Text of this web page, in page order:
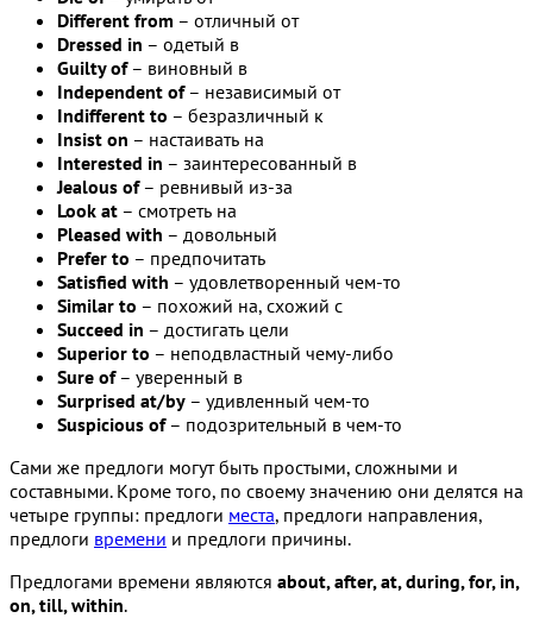
Different from – отличный от
Dressed in – одетый в
Guilty of– виновный в
Independent of– независимый от
Indifferent to – безразличный к
Insist on – настаивать на
Interested in – заинтересованный в
Jealous of– ревнивый из-за
Look at – смотреть на
Pleased with – довольный
Prefer to – предпочитать
Satisfied with – удовлетворенный чем-то
Similar to – похожий на, схожий с
Succeed in – достигать цели
Superior to – неподвластный чему-либо
Sure of– уверенный в
Surprised at/by – удивленный чем-то
Suspicious of– подозрительный в чем-то
Сами же предлоги могут быть простыми, сложными и
составными. Кроме того, по своему значению они делятся на
четыре группы: предлоги места, предлоги направления,
предлоги времени и предлоги причины.
Предлогами времени являются about, after, at, during, for, in,
on, till, within.